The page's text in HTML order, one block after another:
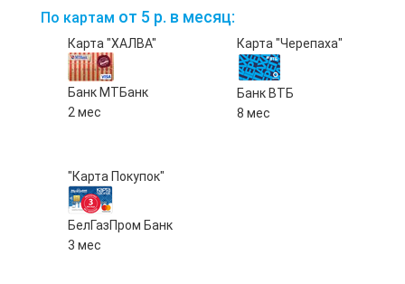
По картам от 5 р. в месяц:
Карта "ХАЛВА"
Банк МТБанк
2 мес
Карта "Черепаха"
Банк ВТБ
8 мес
"Карта Покупок"
БелГазПром Банк
3 мес